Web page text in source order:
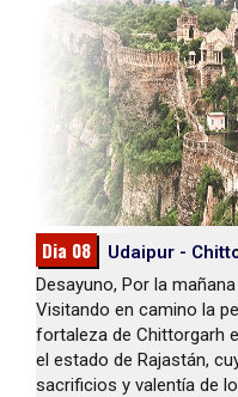
Dia 08
Udaipur -
Desayuno, Por la
Visitando en camino la
fortaleza de Chittorgarh
el estado de Rajastán,
sacrificios y valentía de